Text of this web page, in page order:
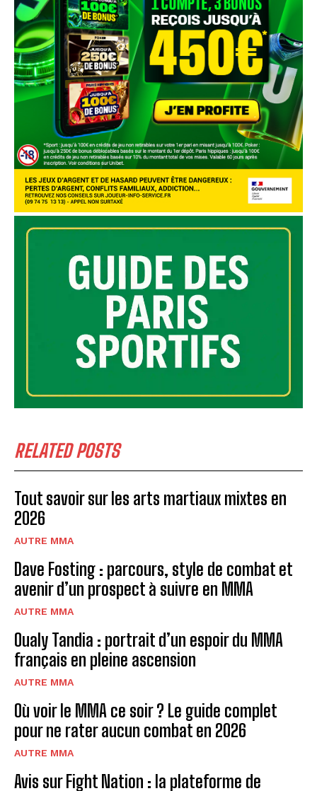
RELATED POSTS
Tout savoir sur les arts martiaux mixtes en
2026
AUTRE MMA
Dave Fosting : parcours, style de combat et
avenir d’un prospect à suivre en MMA
AUTRE MMA
Oualy Tandia : portrait d’un espoir du MMA
français en pleine ascension
AUTRE MMA
Où voir le MMA ce soir ? Le guide complet
pour ne rater aucun combat en 2026
AUTRE MMA
Avis sur Fight Nation : la plateforme de